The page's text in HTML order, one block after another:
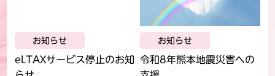
お知らせ
eLTAXサービス停止のお知
お知らせ
令和8年熊本地震災害への